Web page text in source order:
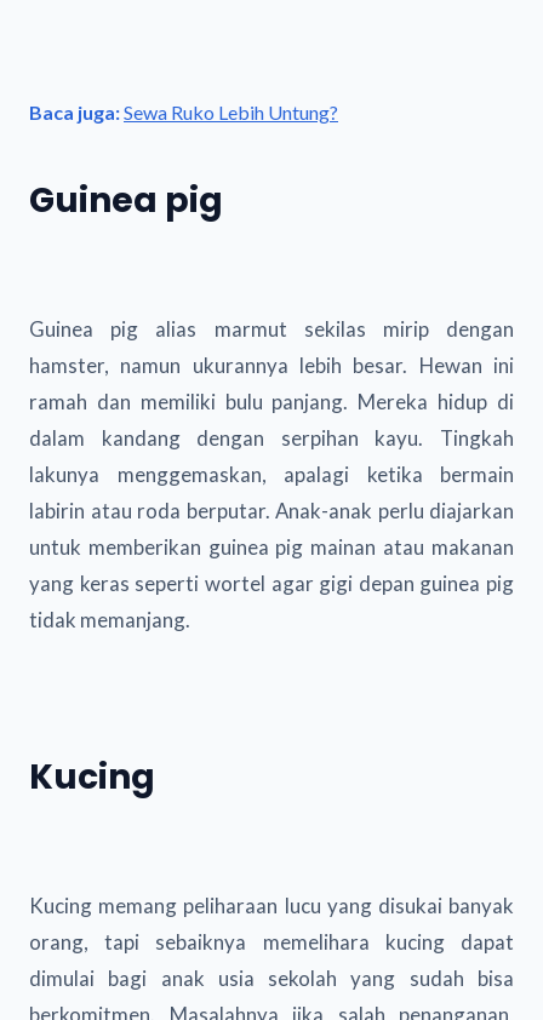
Baca juga:Sewa Ruko Lebih Untung?
Guinea pig
Guinea pig alias marmut sekilas mirip dengan
hamster, namun ukurannya lebih besar. Hewan ini
ramah dan memiliki bulu panjang. Mereka hidup di
dalam kandang dengan serpihan kayu. Tingkah
lakunya menggemaskan, apalagi ketika bermain
labirin atau roda berputar. Anak-anak perlu diajarkan
untuk memberikan guinea pig mainan atau makanan
yang keras seperti wortel agar gigi depan guinea pig
tidak memanjang.
Kucing
Kucing memang peliharaan lucu yang disukai banyak
orang, tapi sebaiknya memelihara kucing dapat
dimulai bagi anak usia sekolah yang sudah bisa